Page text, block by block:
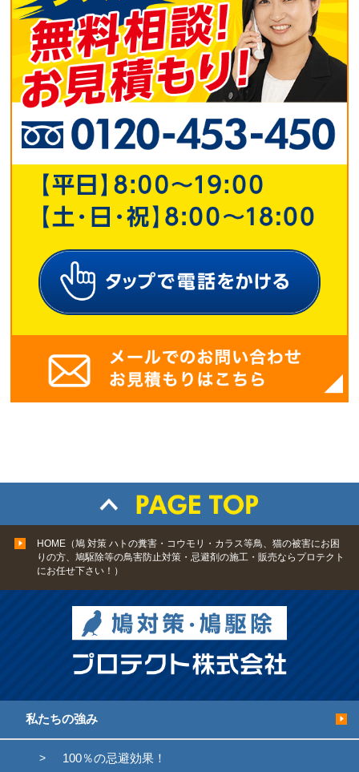
HOME（鳩 対策 ハトの糞害・コウモリ・カラス等鳥、猫の被害にお困
りの方、鳩駆除等の鳥害防止対策・忌避剤の施工・販売ならプロテクト
にお任せ下さい！）
私たちの強み
100％の忌避効果！